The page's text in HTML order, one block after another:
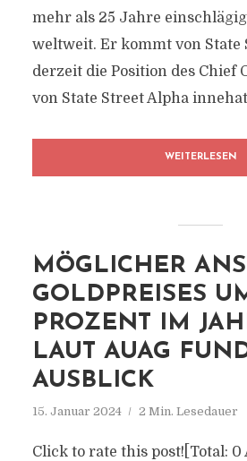
mehr als 25 Jahre
weltweit. Er kommt von State
derzeit die Position des Chief
von State Street Alpha
WEITERLESEN
MÖGLICHER
GOLDPREISES
PROZENT IM
LAUT AUAG
AUSBLICK
15. Januar 2024 2 Min. Lesedauer
Click to rate this post![Total: 0